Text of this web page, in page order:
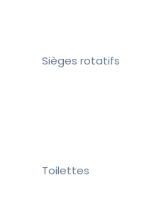
Sièges rotatifs
Toilettes